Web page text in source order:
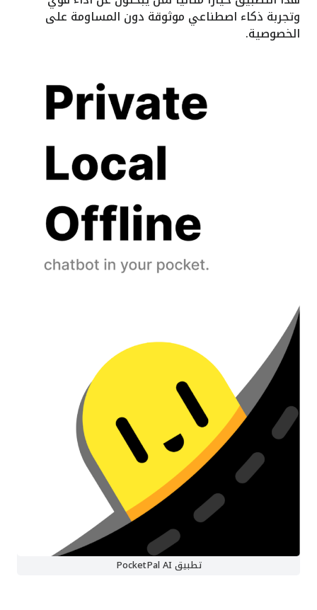
وتجربة ذكاء اصطناعي موثوقة دون المساومة على
الخصوصية.
تطبيق PocketPal AI